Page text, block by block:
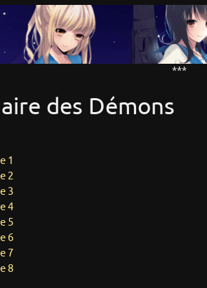
***
des Démons
1
2
3
4
5
6
7
8